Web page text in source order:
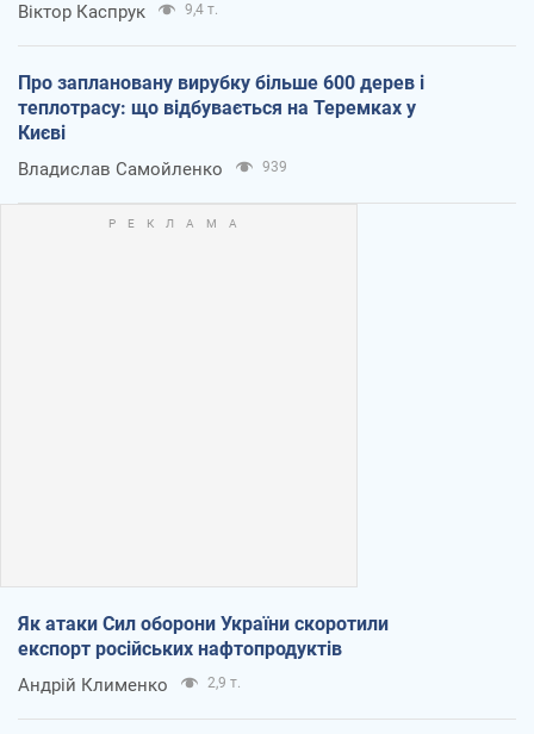
Віктор Каспрук 9,4 т.
Про заплановану вирубку більше 600 дерев і
теплотрасу: що відбувається на Теремках у
Києві
Владислав Самойленко 939
Як атаки Сил оборони України скоротили
експорт російських нафтопродуктів
Андрій Клименко 2,9 т.